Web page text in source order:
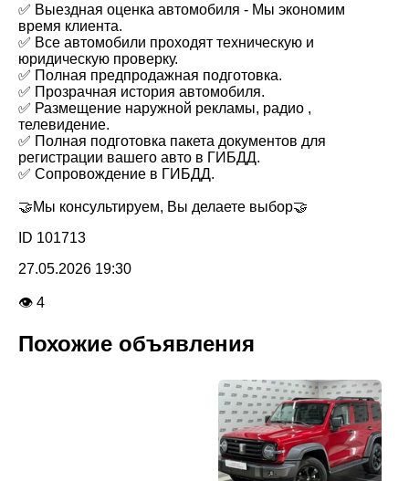
✅ Выездная оценка автомобиля - Мы экономим
время клиента.
✅ Все автомобили проходят техническую и
юридическую проверку.
✅ Полная предпродажная подготовка.
✅ Прозрачная история автомобиля.
✅ Размещение наружной рекламы, радио ,
телевидение.
✅ Полная подготовка пакета документов для
регистрации вашего авто в ГИБДД.
✅ Сопровождение в ГИБДД.
🤝Мы консультируем, Вы делаете выбор🤝
ID 101713
27.05.2026 19:30
👁 4
Похожие объявления